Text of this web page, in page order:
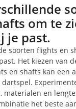
om te
je past.
soorten flights en
Het kiezen van
en shafts kan een
materialen en
het beste